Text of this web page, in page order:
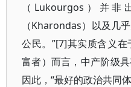
（Lukourgos）并
（Kharondas）以及几
公民。”[7]其实质含义
富者）而言，中产阶级
因此，“最好的政治共同